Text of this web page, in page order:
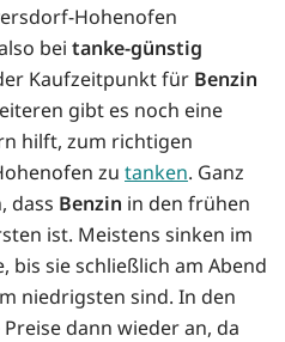
Hohenofen
bei tanke-günstig
Kaufzeitpunkt für Benzin
gibt es noch eine
hilft, zum richtigen
zu tanken. Ganz
dass Benzin in den frühen
ist. Meistens sinken im
bis sie schließlich am Abend
niedrigsten sind. In den
dann wieder an, da